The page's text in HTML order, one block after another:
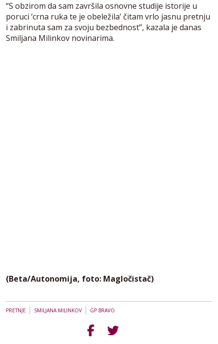
“S obzirom da sam završila osnovne studije istorije u
poruci ‘crna ruka te je obeležila’ čitam vrlo jasnu pretnju
i zabrinuta sam za svoju bezbednost”, kazala je danas
Smiljana Milinkov novinarima.
(Beta/Autonomija, foto: Magločistač)
PRETNJE | SMILJANA MILINKOV | GP BRAVO